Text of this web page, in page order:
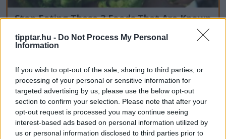
tipptar.hu - Do Not Process My Personal
Information
If you wish to opt-out of the sale, sharing to third parties, or
processing of your personal or sensitive information for
targeted advertising by us, please use the below opt-out
section to confirm your selection. Please note that after your
opt-out request is processed you may continue seeing
interest-based ads based on personal information utilized by
us or personal information disclosed to third parties prior to
Stop Eating These 3 Foods That Are Known